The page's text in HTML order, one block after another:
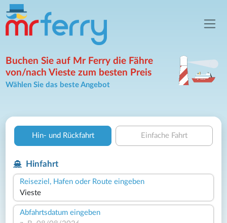
Buchen Sie auf Mr Ferry die Fähre
von/nach Vieste zum besten Preis
Wählen Sie das beste Angebot
Hin- und Rückfahrt Einfache Fahrt
Hinfahrt
Reiseziel, Hafen oder Route eingeben
Abfahrtsdatum eingeben